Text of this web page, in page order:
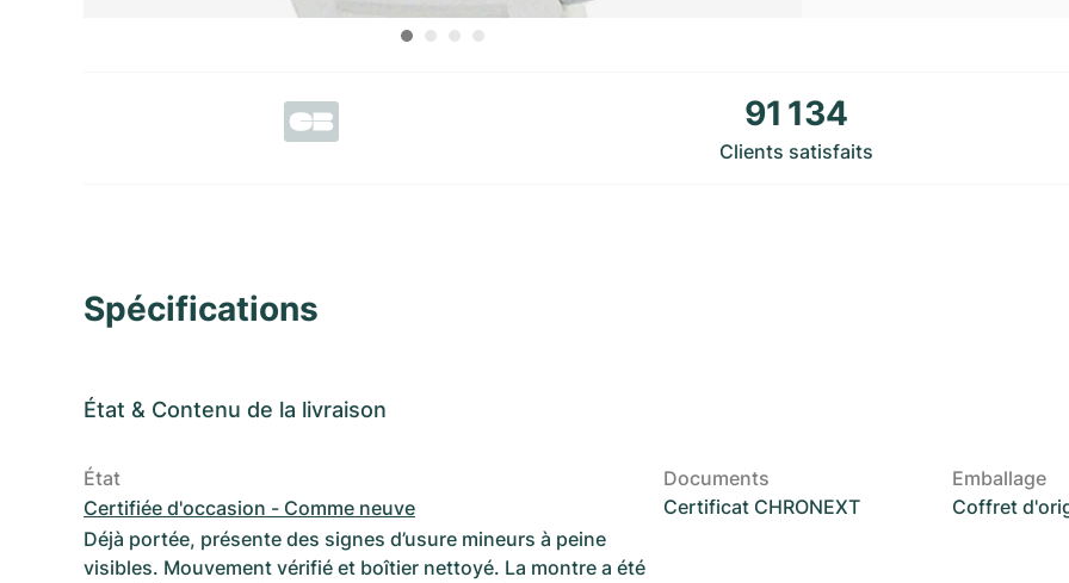
91 134
Clients satisfaits
Spécifications
État & Contenu de la livraison
État
Certifiée d'occasion - Comme neuve
Déjà portée, présente des signes d’usure mineurs à peine
visibles. Mouvement vérifié et boîtier nettoyé. La montre a été
Documents
Certificat CHRONEXT
Emballage
Coffret